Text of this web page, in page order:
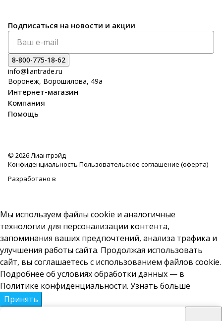
Подписаться на новости и акции
8-800-775-18-62
info@liantrade.ru
Воронеж, Ворошилова, 49а
Интернет-магазин
Компания
Помощь
© 2026 Лиантрэйд
Конфиденциальность Пользовательское соглашение (оферта)
Разработано в
Мы используем файлы cookie и аналогичные
технологии для персонализации контента,
запоминания ваших предпочтений, анализа трафика и
улучшения работы сайта. Продолжая использовать
сайт, вы соглашаетесь с использованием файлов cookie.
Подробнее об условиях обработки данных — в
Политике конфиденциальности. Узнать больше
Принять